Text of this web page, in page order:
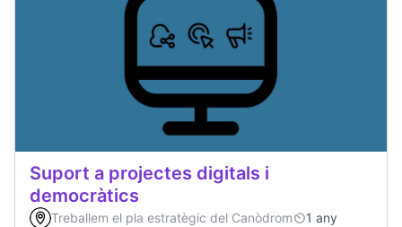
Suport a projectes digitals i
democràtics
Treballem el pla estratègic del Canòdrom
1 any